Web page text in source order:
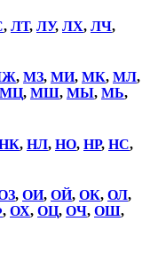
, ЛТ, ЛУ, ЛХ, ЛЧ,
, МЗ, МИ, МК, МЛ,
МЦ, МШ, МЫ, МЬ,
, НЛ, НО, НР, НС,
, ОИ, ОЙ, ОК, ОЛ,
, ОХ, ОЦ, ОЧ, ОШ,